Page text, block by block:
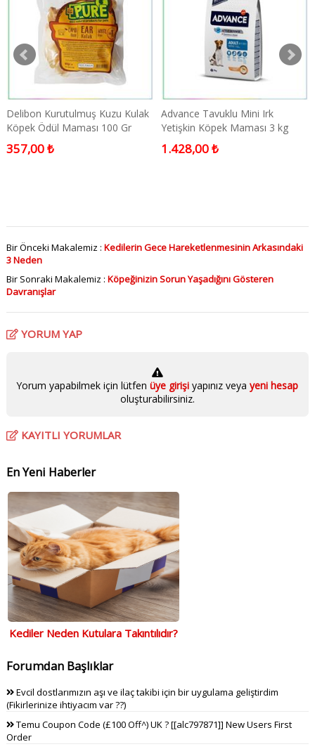
Delibon Kurutulmuş Kuzu Kulak
Köpek Ödül Maması 100 Gr
357,00 ₺
Advance Tavuklu Mini Irk
Yetişkin Köpek Maması 3 kg
1.428,00 ₺
Bir Önceki Makalemiz : Kedilerin Gece Hareketlenmesinin Arkasındaki
3 Neden
Bir Sonraki Makalemiz : Köpeğinizin Sorun Yaşadığını Gösteren
Davranışlar
YORUM YAP
Yorum yapabilmek için lütfenüye girişiyapınız veya yeni hesap
oluşturabilirsiniz.
KAYITLI YORUMLAR
En Yeni Haberler
Kediler Neden Kutulara Takıntılıdır?
Forumdan Başlıklar
Evcil dostlarımızın aşı ve ilaç takibi için bir uygulama geliştirdim
(Fikirlerinize ihtiyacım var ??)
Temu Coupon Code (£100 Off^) UK ? [[alc797871]] New Users First
Order